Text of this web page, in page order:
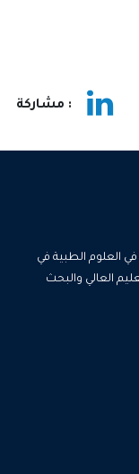
: مشاركة
العلوم الطبية في
من وزارة التعليم العالي والبحث